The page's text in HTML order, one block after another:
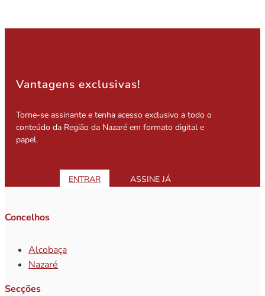
Vantagens exclusivas!
Torne-se assinante e tenha acesso exclusivo a todo o
conteúdo da Região da Nazaré em formato digital e
papel.
ENTRAR ASSINE JÁ
Concelhos
Alcobaça
Nazaré
Secções